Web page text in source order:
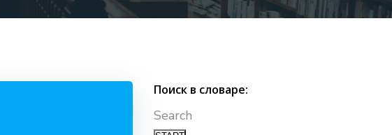
Поиск в словаре:
Search